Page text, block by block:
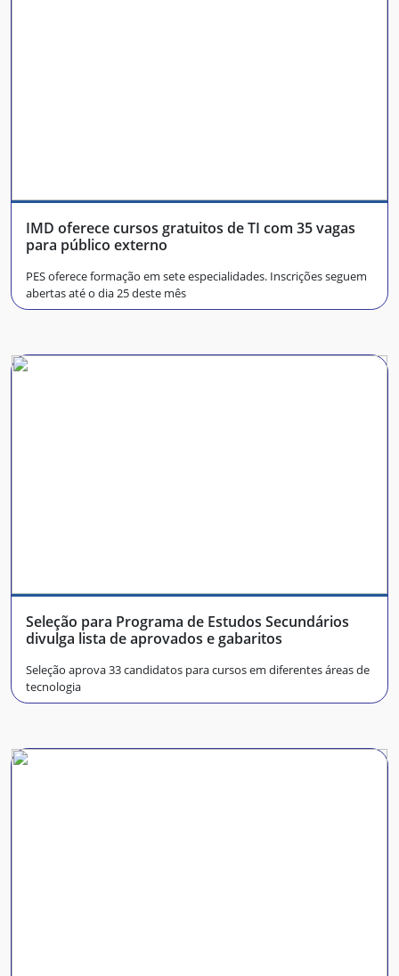
IMD oferece cursos gratuitos de TI com 35 vagas
para público externo
PES oferece formação em sete especialidades. Inscrições seguem
abertas até o dia 25 deste mês
Seleção para Programa de Estudos Secundários
divulga lista de aprovados e gabaritos
Seleção aprova 33 candidatos para cursos em diferentes áreas de
tecnologia